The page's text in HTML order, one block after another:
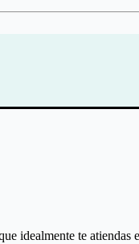
idealmente te